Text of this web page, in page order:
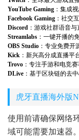
YouTube Gaming ：集成
Facebook Gaming ：社交
Discord ：游戏社群语音
Streamlabs ：一键开播的
OBS Studio ：专业免费开
Kick ：新兴高分成直播平
Trovo ：专注手游和电竞
DLive ：基于区块链的去
虎牙直播海外版
使用前请确保网络
域可能需要加速器